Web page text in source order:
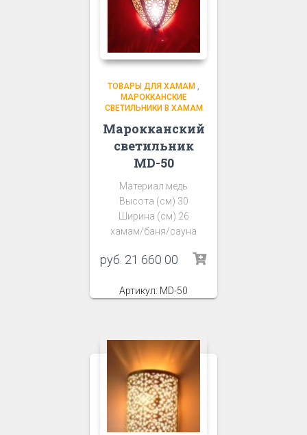
ТОВАРЫ ДЛЯ ХАМАМ ,
МАРОККАНСКИЕ
СВЕТИЛЬНИКИ В ХАМАМ
Марокканский
светильник
MD-50
Материал медь
Высота (см) 30
Ширина (см) 26
хамам/баня/сауна
руб. 21 660 00
Артикул: MD-50